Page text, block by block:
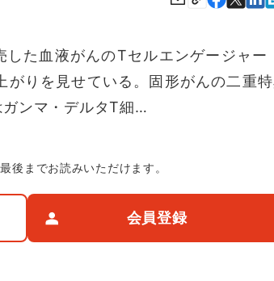
た血液がんのTセルエンゲージャー
がりを見せている。固形がんの二重
ンマ・デルタT細…
後までお読みいただけます。
会員登録